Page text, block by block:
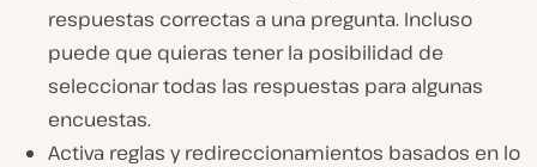
respuestas correctas a una pregunta. Incluso
puede que quieras tener la posibilidad de
seleccionar todas las respuestas para algunas
encuestas.
Activa reglas y redireccionamientos basados en lo